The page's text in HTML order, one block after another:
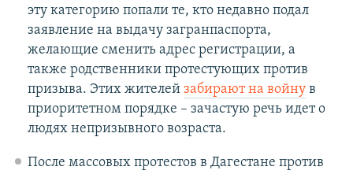
эту категорию попали те, кто недавно подал
заявление на выдачу загранпаспорта,
желающие сменить адрес регистрации, а
также родственники протестующих против
призыва. Этих жителей забирают на войнув
приоритетном порядке – зачастую речь идет о
людях непризывного возраста.
После массовых протестов в Дагестане против